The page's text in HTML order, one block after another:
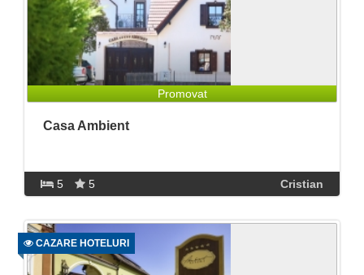
Promovat
Casa Ambient
5 5 Cristian
CAZARE HOTELURI